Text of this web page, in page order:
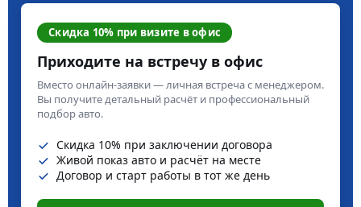
Скидка 10% при визите в офис
Приходите на встречу в офис
Вместо онлайн-заявки — личная встреча с менеджером.
Вы получите детальный расчёт и профессиональный
подбор авто.
Скидка 10% при заключении договора
Живой показ авто и расчёт на месте
Договор и старт работы в тот же день